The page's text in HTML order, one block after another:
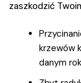
zaszkodzić
krzewów
danym